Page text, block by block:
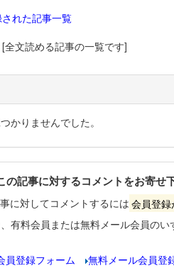
れた記事一覧
文読める記事の一覧です]
かりませんでした。
の記事に対するコメントをお寄せ
に対してコメントするには 会員登
有料会員または無料メール会員のい
員登録フォーム
無料メール会員登